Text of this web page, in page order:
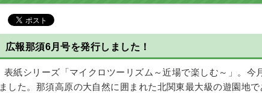
広報那須6月号を発行しました！
表紙シリーズ「マイクロツーリズム～近場で楽しむ～」。今
ました。那須高原の大自然に囲まれた北関東最大級の遊園地